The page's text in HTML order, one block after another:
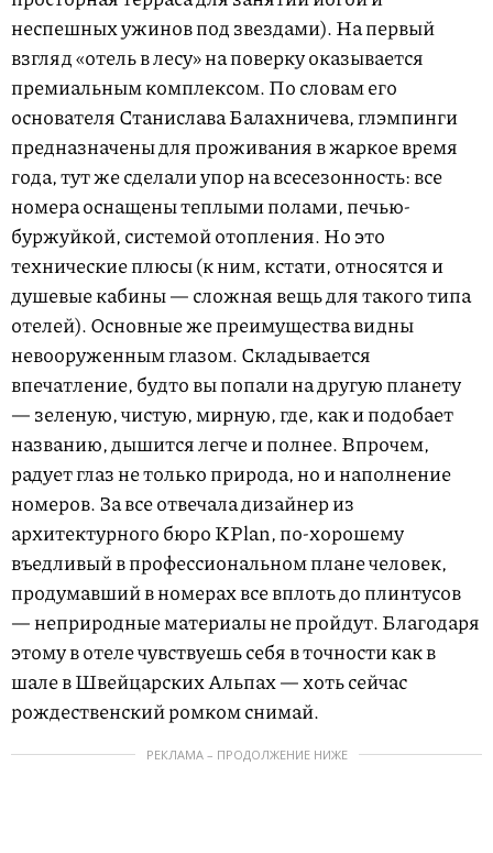
неспешных ужинов под звездами). На первый
взгляд «отель в лесу» на поверку оказывается
премиальным комплексом. По словам его
основателя Станислава Балахничева, глэмпинги
предназначены для проживания в жаркое время
года, тут же сделали упор на всесезонность: все
номера оснащены теплыми полами, печью-
буржуйкой, системой отопления. Но это
технические плюсы (к ним, кстати, относятся и
душевые кабины — сложная вещь для такого типа
отелей). Основные же преимущества видны
невооруженным глазом. Складывается
впечатление, будто вы попали на другую планету
— зеленую, чистую, мирную, где, как и подобает
названию, дышится легче и полнее. Впрочем,
радует глаз не только природа, но и наполнение
номеров. За все отвечала дизайнер из
архитектурного бюро KPlan, по-хорошему
въедливый в профессиональном плане человек,
продумавший в номерах все вплоть до плинтусов
— неприродные материалы не пройдут. Благодаря
этому в отеле чувствуешь себя в точности как в
шале в Швейцарских Альпах — хоть сейчас
рождественский ромком снимай.
РЕКЛАМА – ПРОДОЛЖЕНИЕ НИЖЕ